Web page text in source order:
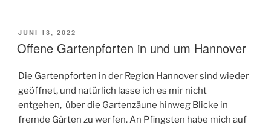
VERÖFFENTLICHT
AM
JUNI 13, 2022
Offene Gartenpforten in und um Hannover
Die Gartenpforten in der Region Hannover sind wieder
geöffnet, und natürlich lasse ich es mir nicht
entgehen, über die Gartenzäune hinweg Blicke in
fremde Gärten zu werfen. An Pfingsten habe mich auf